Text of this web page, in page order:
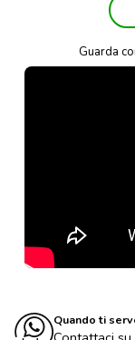
Guarda
Quando ti